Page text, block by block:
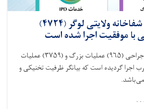
در سال گذشته در شفاخانه ولایتی لوگر (۴۷۲۴)
با موفقیت اجرا شده است
جراحی‌ (۹۶۵) عملیات بزرگ و (۳۷۵۹) عملیات
گردیده است که بیانگر ظرفیت تخنیکی و
.
. .